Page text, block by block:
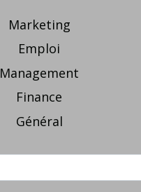
Marketing
Emploi
Management
Finance
Général